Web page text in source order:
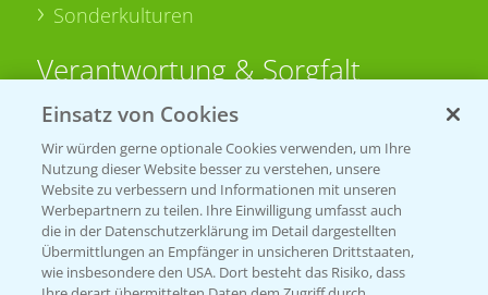
Sonderkulturen
Verantwortung & Sorgfalt
Sammelstellen und Termine
PRE - Chemikalien sicher entsorgen
Sammelstellen und Termine
Einsatz von Cookies
Wir würden gerne optionale Cookies verwenden, um Ihre
Nutzung dieser Website besser zu verstehen, unsere
Website zu verbessern und Informationen mit unseren
Werbepartnern zu teilen. Ihre Einwilligung umfasst auch
die in der Datenschutzerklärung im Detail dargestellten
Übermittlungen an Empfänger in unsicheren Drittstaaten,
wie insbesondere den USA. Dort besteht das Risiko, dass